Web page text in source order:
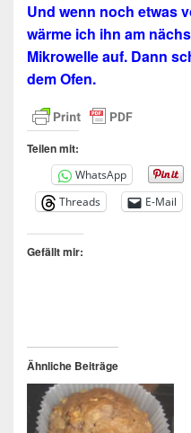
Und wenn noch etwas
wärme ich ihn am
Mikrowelle auf. Dann
dem Ofen.
Teilen mit:
WhatsApp
Threads
E-Mail
Gefällt mir:
Ähnliche Beiträge